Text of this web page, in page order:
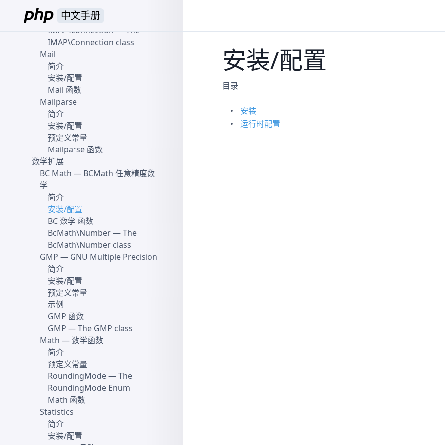
中文手册
安装/配置
目录
安装
运行时配置
IMAP 函数
IMAP\Connection — The
IMAP\Connection class
Mail
简介
安装/配置
Mail 函数
Mailparse
简介
安装/配置
预定义常量
Mailparse 函数
数学扩展
BC Math — BCMath 任意精度数
学
简介
安装/配置
BC 数学 函数
BcMath\Number— The
BcMath\Number class
GMP — GNU Multiple Precision
简介
安装/配置
预定义常量
示例
GMP 函数
GMP — The GMP class
Math — 数学函数
简介
预定义常量
RoundingMode— The
RoundingMode Enum
Math 函数
Statistics
简介
安装/配置